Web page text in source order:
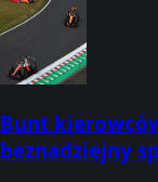
Bunt
beznadziejny